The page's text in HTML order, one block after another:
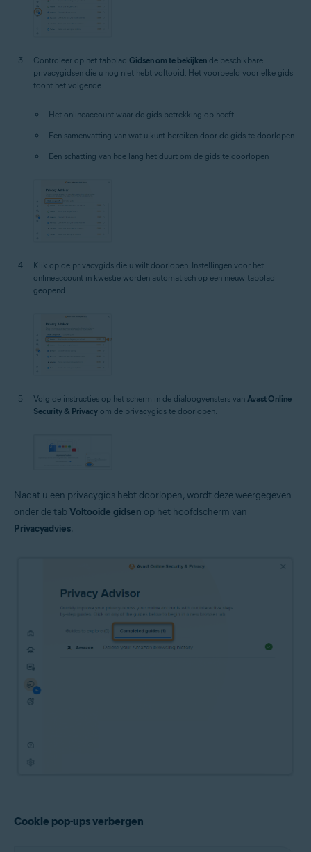
Controleer op het tabblad Gidsen om te bekijken de beschikbare
privacygidsen die u nog niet hebt voltooid. Het voorbeeld voor elke gids
toont het volgende:
Het onlineaccount waar de gids betrekking op heeft
Een samenvatting van wat u kunt bereiken door de gids te doorlopen
Een schatting van hoe lang het duurt om de gids te doorlopen
Klik op de privacygids die u wilt doorlopen. Instellingen voor het
onlineaccount in kwestie worden automatisch op een nieuw tabblad
geopend.
Volg de instructies op het scherm in de dialoogvensters van Avast Online
Security & Privacy om de privacygids te doorlopen.
Nadat u een privacygids hebt doorlopen, wordt deze weergegeven
onder de tabVoltooide gidsen op het hoofdscherm van
Privacyadvies.
Cookie pop-ups verbergen